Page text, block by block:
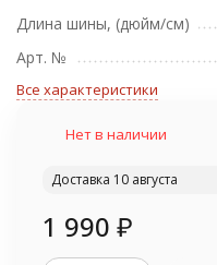
Длина шины, (дюйм/см)
Арт. №
Все характеристики
Нет в наличии
Доставка 10 августа
1 990 ₽